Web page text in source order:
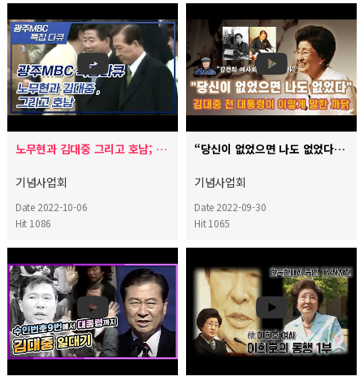
노무현과 김대중 그리고 호남; 국민의 정부와 참여정부 10년 [김대중대통령 서거10주기 추모특집]
기념사업회
Date 2022-10-06
Hit 1086
“당신이 없었으면 나도 없었다”...김대중 전 대통령이 이렇게 말한 까닭
기념사업회
Date 2022-09-30
Hit 1065